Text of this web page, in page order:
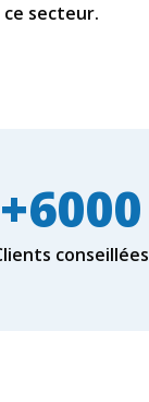
secteur.
conseillées
+6000